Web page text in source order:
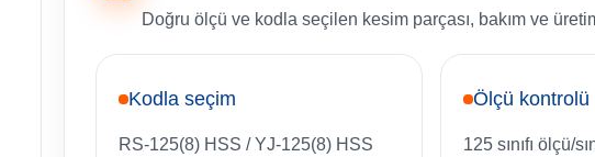
Doğru ölçü ve kodla seçilen kesim parçası, bakım ve
Kodla seçim
RS-125(8) HSS / YJ-125(8) HSS
Ölçü kontrolü
125 sınıfı ölçü/